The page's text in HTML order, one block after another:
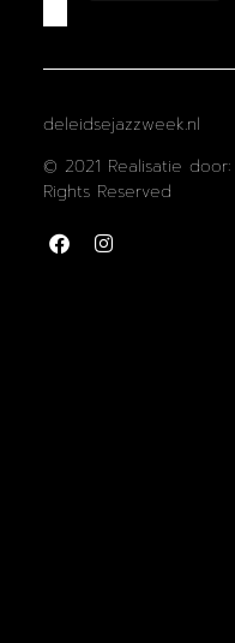
deleidsejazzweek.nl
© 2021 Realisatie
Rights Reserved